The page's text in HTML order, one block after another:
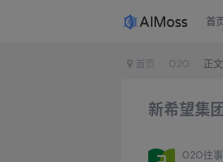
首
首页 O2O 正文
新希望集
O2O往事